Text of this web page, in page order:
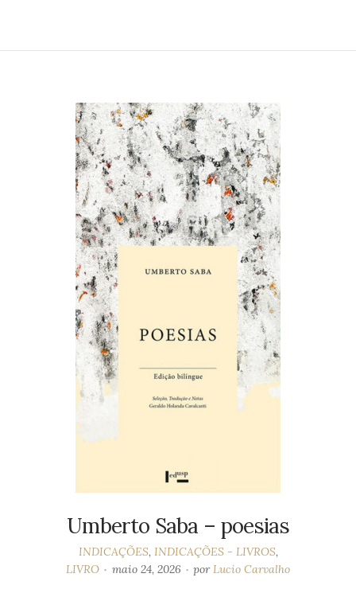
Umberto Saba – poesias
INDICAÇÕES, INDICAÇÕES - LIVROS,
LIVRO
maio 24, 2026 porLucio Carvalho